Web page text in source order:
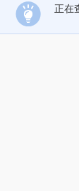
正在